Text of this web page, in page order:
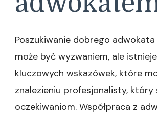
Poszukiwanie dobrego adwokata
może być wyzwaniem, ale
kluczowych wskazówek, które
znalezieniu profesjonalisty,
oczekiwaniom. Współpraca z